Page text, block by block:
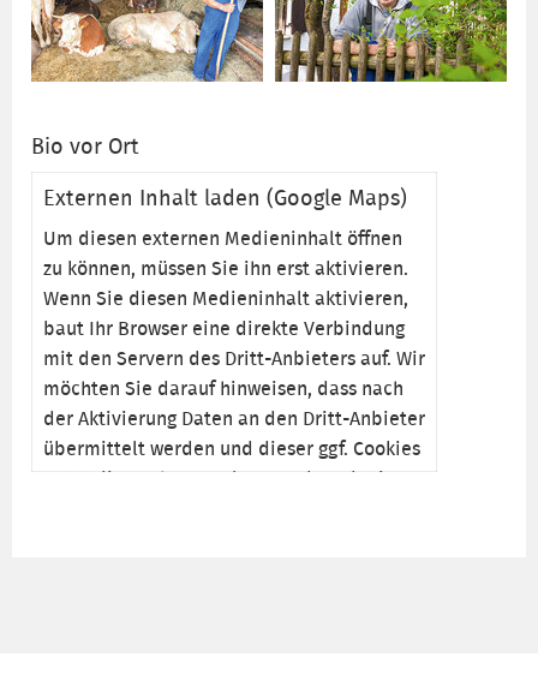
Bio vor Ort
Externen Inhalt laden (Google Maps)
Um diesen externen Medieninhalt öffnen
zu können, müssen Sie ihn erst aktivieren.
Wenn Sie diesen Medieninhalt aktivieren,
baut Ihr Browser eine direkte Verbindung
mit den Servern des Dritt-Anbieters auf. Wir
möchten Sie darauf hinweisen, dass nach
der Aktivierung Daten an den Dritt-Anbieter
übermittelt werden und dieser ggf. Cookies
setzt, die auch zu Analyse- und Marketing-